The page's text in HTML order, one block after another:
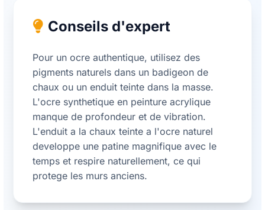
Conseils d'expert
Pour un ocre authentique, utilisez des
pigments naturels dans un badigeon de
chaux ou un enduit teinte dans la masse.
L'ocre synthetique en peinture acrylique
manque de profondeur et de vibration.
L'enduit a la chaux teinte a l'ocre naturel
developpe une patine magnifique avec le
temps et respire naturellement, ce qui
protege les murs anciens.